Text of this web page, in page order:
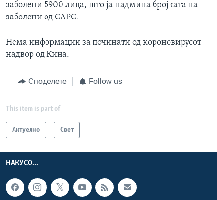
заболени 5900 лица, што ја надмина бројката на
заболени од САРС.
Нема информации за починати од короновирусот
надвор од Кина.
Споделете Follow us
This item is part of
Актуелно Свет
НАКУСО...